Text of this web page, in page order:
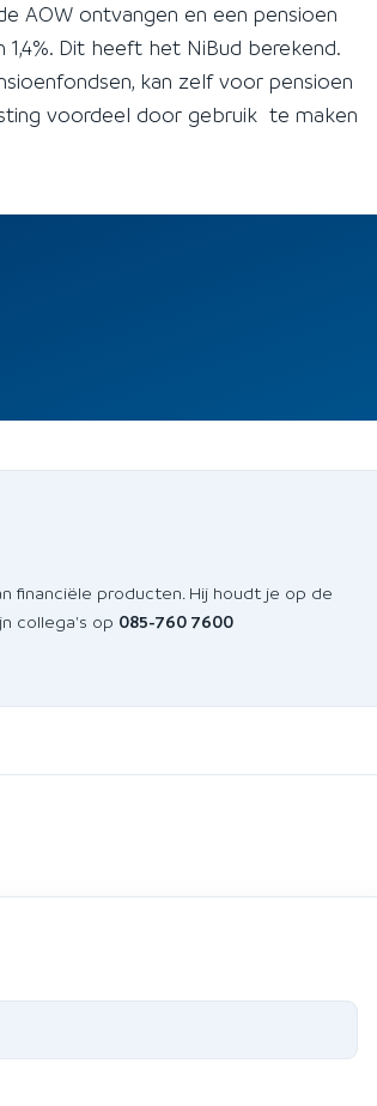
AOW ontvangen en een pensioen
Dit heeft het NiBud berekend.
kan zelf voor pensioen
voordeel door gebruik te maken
financiële producten. Hij houdt je op de
collega's op 085-760 7600